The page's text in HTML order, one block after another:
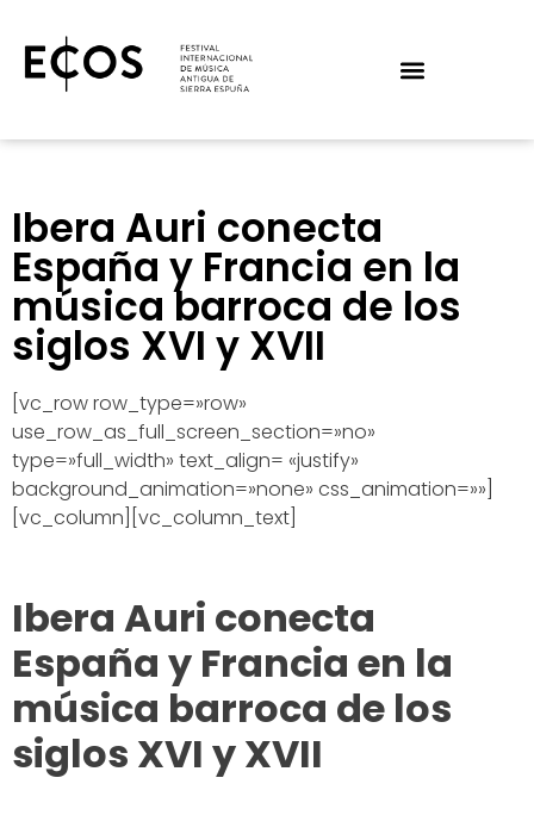
Ibera Auri conecta
España y Francia en la
música barroca de los
siglos XVI y XVII
[vc_row row_type=»row»
use_row_as_full_screen_section=»no»
type=»full_width» text_align= «justify»
background_animation=»none» css_animation=»»]
[vc_column][vc_column_text]
Ibera Auri conecta
España y Francia en la
música barroca de los
siglos XVI y XVII